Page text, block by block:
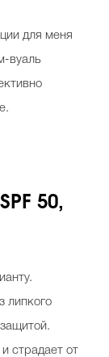
для меня
вуаль
50,
липкого
страдает от